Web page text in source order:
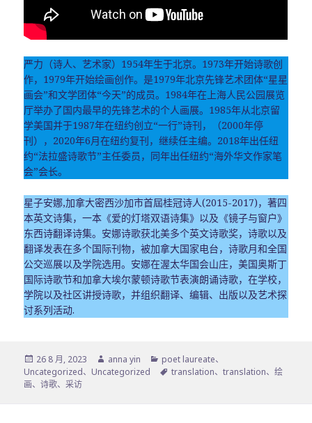
严力（诗人、艺术家）1954年生于北京。1973年开始诗歌创
作，1979年开始绘画创作。是1979年北京先锋艺术团体“星星
画会”和文学团体“今天”的成员。1984年在上海人民公园展览
厅举办了国内最早的先锋艺术的个人画展。1985年从北京留
学美国并于1987年在纽约创立“一行”诗刊，（2000年停
刊），2020年6月在纽约复刊，继续任主编。2018年出任纽
约“法拉盛诗歌节”主任委员，同年出任纽约“海外华文作家笔
会”会长。
星子安娜,加拿大密西沙加市首屆桂冠诗人(2015-2017)，著四
本英文诗集，一本《爱的灯塔双语诗集》以及《镜子与窗户》
东西诗翻译诗集。安娜诗歌获北美多个英文诗歌奖，诗歌以及
翻译发表在多个国际刊物，被加拿大国家电台，诗歌月和全国
公交巡展以及学院选用。安娜在渥太华国会山庄，美国奥斯丁
国际诗歌节和加拿大埃尔蒙顿诗歌节表演朗诵诗歌，在学校，
学院以及社区讲授诗歌，并组织翻译、编辑、出版以及艺术探
讨系列活动.
发
布
于
26 8 月, 2023
作
者
anna yin
分
类
poet laureate、
Uncategorized、 Uncategorized
标
translation、translation、绘
画、诗歌、采访